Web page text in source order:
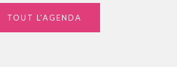
TOUT L'AGENDA